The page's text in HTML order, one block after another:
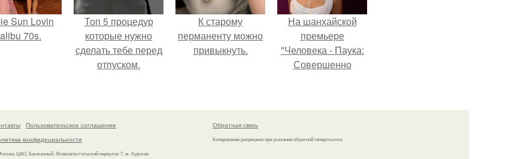
Sun Lovin
70s.
Топ 5 процедур
которые нужно
сделать тебе перед
отпуском.
К старому
перманенту можно
привыкнуть.
На шанхайской
премьере
"Человека - Паука:
Совершенно
просто очередной
артефакт высокой
Пользовательское соглашение
конфидециальности
ЦАО, Басманный, Яковоапостольский переулок 7, м. Курская
Обратная связь
Копирование разрешено при указании обратной гиперссылки.